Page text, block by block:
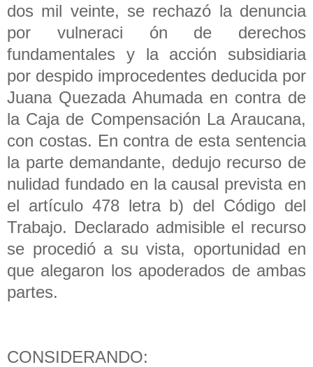
dos mil veinte, se rechazó la denuncia
por vulneraci ón de derechos
fundamentales y la acción subsidiaria
por despido improcedentes deducida por
Juana Quezada Ahumada en contra de
la Caja de Compensación La Araucana,
con costas. En contra de esta sentencia
la parte demandante, dedujo recurso de
nulidad fundado en la causal prevista en
el artículo 478 letra b) del Código del
Trabajo. Declarado admisible el recurso
se procedió a su vista, oportunidad en
que alegaron los apoderados de ambas
partes.
CONSIDERANDO: